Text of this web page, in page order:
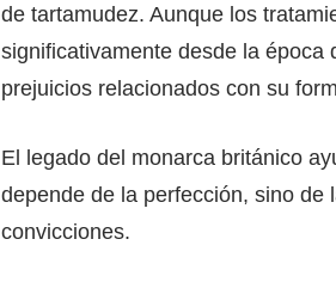
de tartamudez. Aunque los
significativamente desde la época
prejuicios relacionados con su
El legado del monarca británico
depende de la perfección, sino de
convicciones.